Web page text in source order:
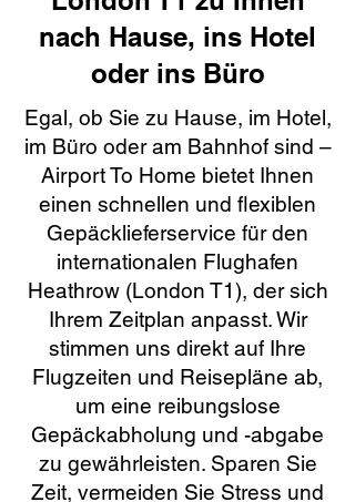
nach Hause, ins Hotel
oder ins Büro
Egal, ob Sie zu Hause, im Hotel,
im Büro oder am Bahnhof sind –
Airport To Home bietet Ihnen
einen schnellen und flexiblen
Gepäcklieferservice für den
internationalen Flughafen
Heathrow (London T1), der sich
Ihrem Zeitplan anpasst. Wir
stimmen uns direkt auf Ihre
Flugzeiten und Reisepläne ab,
um eine reibungslose
Gepäckabholung und -abgabe
zu gewährleisten. Sparen Sie
Zeit, vermeiden Sie Stress und